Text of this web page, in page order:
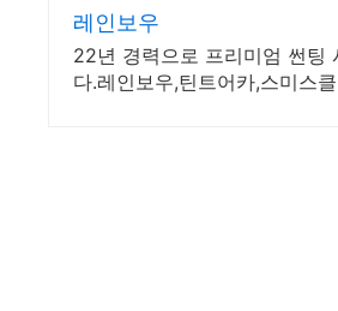
합니다
레인보우
22년 경력으로 프리미엄 썬팅
다.레인보우,틴트어카,스미스